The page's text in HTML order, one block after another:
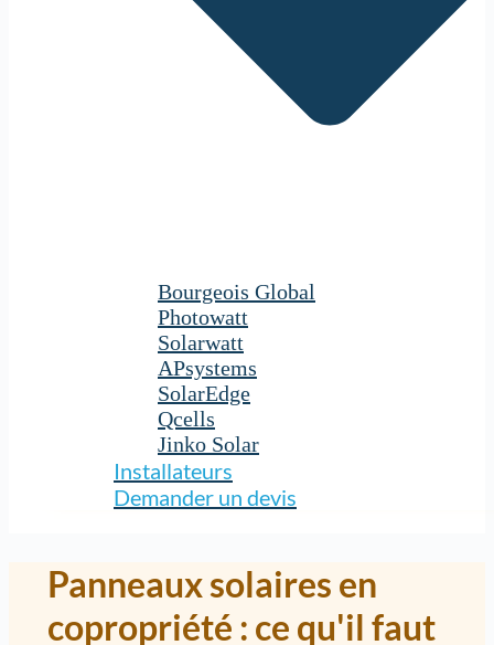
Bourgeois Global
Photowatt
Solarwatt
APsystems
SolarEdge
Qcells
Jinko Solar
Installateurs
Demander un devis
Panneaux solaires en
copropriété : ce qu'il faut